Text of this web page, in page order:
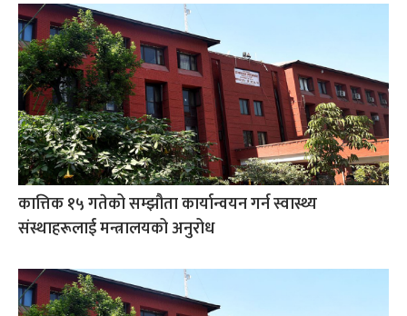
कात्तिक १५ गतेको सम्झौता कार्यान्वयन गर्न स्वास्थ्य
संस्थाहरूलाई मन्त्रालयको अनुरोध